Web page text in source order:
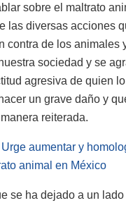
sobre el maltrato
las diversas acciones
contra de los animales
sociedad y se
agresiva de quien
un grave daño y
reiterada.
Urge aumentar y
animal en México
se ha dejado a un